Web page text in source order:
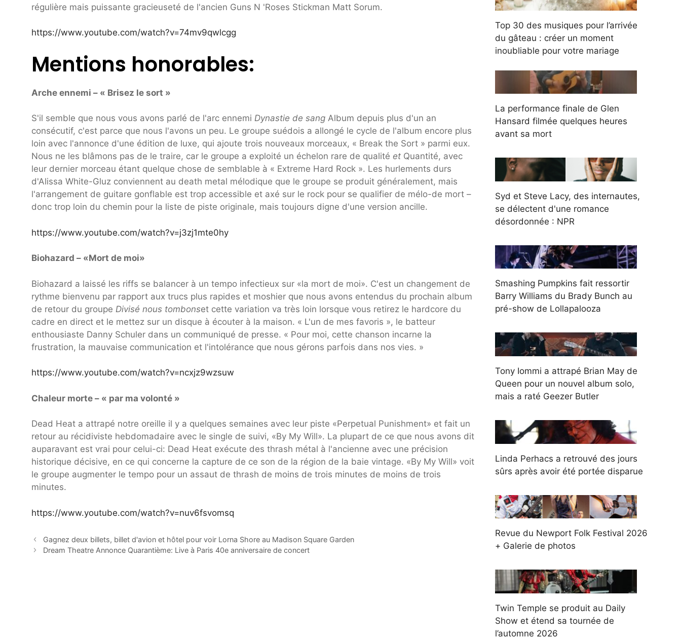
régulière mais puissante gracieuseté de l'ancien Guns N 'Roses Stickman Matt Sorum.
https://www.youtube.com/watch?v=74mv9qwlcgg
Mentions honorables:
Arche ennemi – « Brisez le sort »
S'il semble que nous vous avons parlé de l'arc ennemi Dynastie de sang Album depuis plus d'un an
consécutif, c'est parce que nous l'avons un peu. Le groupe suédois a allongé le cycle de l'album encore plus
loin avec l'annonce d'une édition de luxe, qui ajoute trois nouveaux morceaux, « Break the Sort » parmi eux.
Nous ne les blâmons pas de le traire, car le groupe a exploité un échelon rare de qualité et Quantité, avec
leur dernier morceau étant quelque chose de semblable à « Extreme Hard Rock ». Les hurlements durs
d'Alissa White-Gluz conviennent au death metal mélodique que le groupe se produit généralement, mais
l'arrangement de guitare gonflable est trop accessible et axé sur le rock pour se qualifier de mélo-de mort –
donc trop loin du chemin pour la liste de piste originale, mais toujours digne d'une version ancille.
https://www.youtube.com/watch?v=j3zj1mte0hy
Biohazard – «Mort de moi»
Biohazard a laissé les riffs se balancer à un tempo infectieux sur «la mort de moi». C'est un changement de
rythme bienvenu par rapport aux trucs plus rapides et moshier que nous avons entendus du prochain album
de retour du groupe Divisé nous tombonset cette variation va très loin lorsque vous retirez le hardcore du
cadre en direct et le mettez sur un disque à écouter à la maison. « L'un de mes favoris », le batteur
enthousiaste Danny Schuler dans un communiqué de presse. « Pour moi, cette chanson incarne la
frustration, la mauvaise communication et l'intolérance que nous gérons parfois dans nos vies. »
https://www.youtube.com/watch?v=ncxjz9wzsuw
Chaleur morte – « par ma volonté »
Dead Heat a attrapé notre oreille il y a quelques semaines avec leur piste «Perpetual Punishment» et fait un
retour au récidiviste hebdomadaire avec le single de suivi, «By My Will». La plupart de ce que nous avons dit
auparavant est vrai pour celui-ci: Dead Heat exécute des thrash métal à l'ancienne avec une précision
historique décisive, en ce qui concerne la capture de ce son de la région de la baie vintage. «By My Will» voit
le groupe augmenter le tempo pour un assaut de thrash de moins de trois minutes de moins de trois
minutes.
https://www.youtube.com/watch?v=nuv6fsvomsq
Gagnez deux billets, billet d'avion et hôtel pour voir Lorna Shore au Madison Square Garden
Dream Theatre Annonce Quarantième: Live à Paris 40e anniversaire de concert
Top 30 des musiques pour l’arrivée
du gâteau : créer un moment
inoubliable pour votre mariage
La performance finale de Glen
Hansard filmée quelques heures
avant sa mort
Syd et Steve Lacy, des internautes,
se délectent d'une romance
désordonnée : NPR
Smashing Pumpkins fait ressortir
Barry Williams du Brady Bunch au
pré-show de Lollapalooza
Tony Iommi a attrapé Brian May de
Queen pour un nouvel album solo,
mais a raté Geezer Butler
Linda Perhacs a retrouvé des jours
sûrs après avoir été portée disparue
Revue du Newport Folk Festival 2026
+ Galerie de photos
Twin Temple se produit au Daily
Show et étend sa tournée de
l’automne 2026